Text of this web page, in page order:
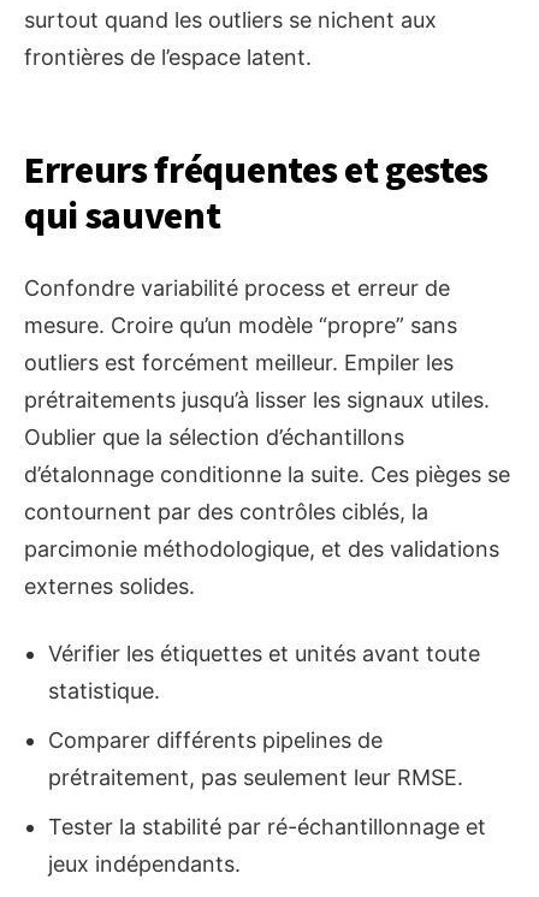
surtout quand les outliers se nichent aux
frontières de l’espace latent.
Erreurs fréquentes et gestes
qui sauvent
Confondre variabilité process et erreur de
mesure. Croire qu’un modèle “propre” sans
outliers est forcément meilleur. Empiler les
prétraitements jusqu’à lisser les signaux utiles.
Oublier que la sélection d’échantillons
d’étalonnage conditionne la suite. Ces pièges se
contournent par des contrôles ciblés, la
parcimonie méthodologique, et des validations
externes solides.
Vérifier les étiquettes et unités avant toute
statistique.
Comparer différents pipelines de
prétraitement, pas seulement leur RMSE.
Tester la stabilité par ré-échantillonnage et
jeux indépendants.